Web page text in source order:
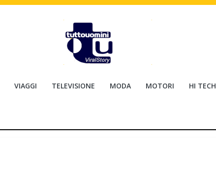
VIAGGI TELEVISIONE MODA MOTORI HI TECH